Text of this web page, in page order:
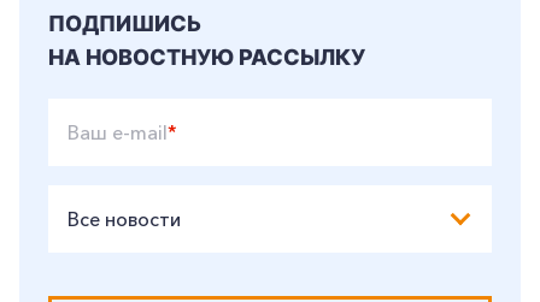
ПОДПИШИСЬ
НА НОВОСТНУЮ РАССЫЛКУ
Ваш e-mail*
Все новости